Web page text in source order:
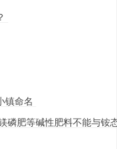
镇命名
磷肥等碱性肥料不能与铵